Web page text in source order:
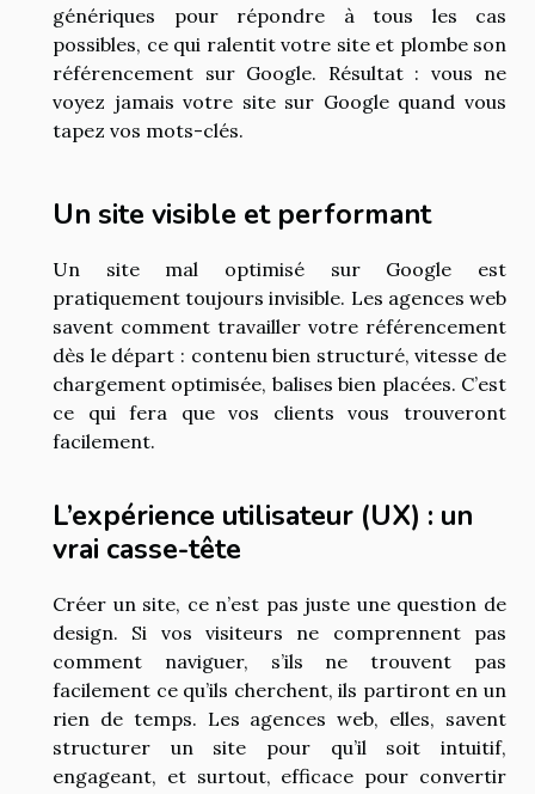
génériques pour répondre à tous les cas
possibles, ce qui ralentit votre site et plombe son
référencement sur Google. Résultat : vous ne
voyez jamais votre site sur Google quand vous
tapez vos mots-clés.
Un site visible et performant
Un site mal optimisé sur Google est
pratiquement toujours invisible. Les agences web
savent comment travailler votre référencement
dès le départ : contenu bien structuré, vitesse de
chargement optimisée, balises bien placées. C’est
ce qui fera que vos clients vous trouveront
facilement.
L’expérience utilisateur (UX) : un
vrai casse-tête
Créer un site, ce n’est pas juste une question de
design. Si vos visiteurs ne comprennent pas
comment naviguer, s’ils ne trouvent pas
facilement ce qu’ils cherchent, ils partiront en un
rien de temps. Les agences web, elles, savent
structurer un site pour qu’il soit intuitif,
engageant, et surtout, efficace pour convertir